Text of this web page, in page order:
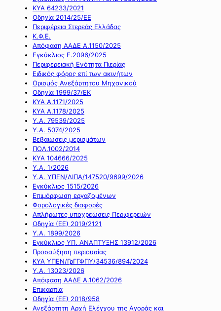
ΚΥΑ 64233/2021
Οδηγία 2014/25/ΕΕ
Περιφέρεια Στερεάς Ελλάδας
Κ.Φ.Ε.
Απόφαση ΑΑΔΕ Α.1150/2025
Εγκύκλιος Ε.2096/2025
Περιφερειακή Ενότητα Πιερίας
Ειδικός φόρος επί των ακινήτων
Ορισμός Ανεξάρτητου Μηχανικού
Οδηγία 1999/37/ΕΚ
ΚΥΑ Α.1171/2025
ΚΥΑ Α.1178/2025
Υ.Α. 79539/2025
Υ.Α. 5074/2025
Βεβαιώσεις μερισμάτων
ΠΟΛ.1002/2014
ΚΥΑ 104666/2025
Υ.Α. 1/2026
Υ.Α. ΥΠΕΝ/ΔΙΠΑ/147520/9699/2026
Εγκύκλιος 1515/2026
Επιμόρφωση εργαζομένων
Φορολογικές διαφορές
Απλήρωτες υποχρεώσεις Περιφερειών
Οδηγία (ΕΕ) 2019/2121
Υ.Α. 1899/2026
Εγκύκλιος ΥΠ. ΑΝΑΠΤΥΞΗΣ 13912/2026
Προσαύξηση περιουσίας
ΚΥΑ ΥΠΕΝ/ΓρΓΓΦΠΥ/34536/894/2024
Υ.Α. 13023/2026
Απόφαση ΑΑΔΕ Α.1062/2026
Επικαρπία
Οδηγία (ΕΕ) 2018/958
Ανεξάρτητη Αρχή Ελέγχου της Αγοράς και